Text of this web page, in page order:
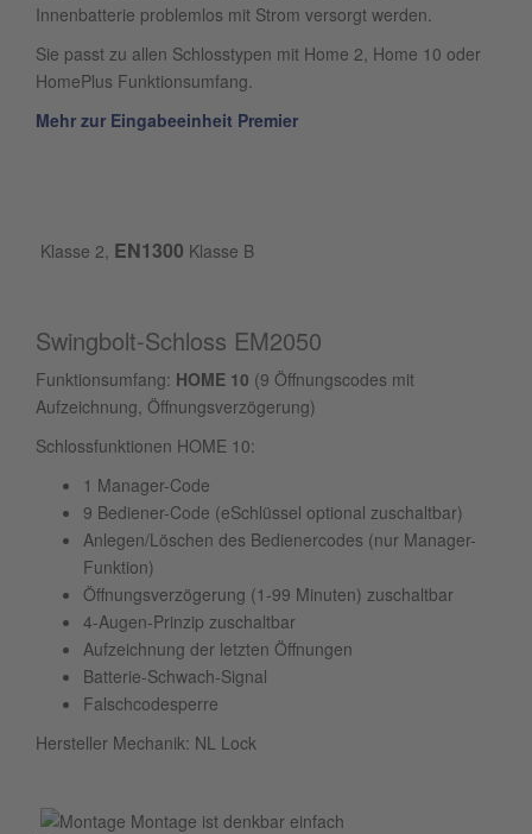
Innenbatterie problemlos mit Strom versorgt werden.
Sie passt zu allen Schlosstypen mit Home 2, Home 10 oder
HomePlus Funktionsumfang.
Mehr zur Eingabeeinheit Premier
Klasse 2, EN1300 Klasse B
Swingbolt-Schloss EM2050
Funktionsumfang: HOME 10 (9 Öffnungscodes mit
Aufzeichnung, Öffnungsverzögerung)
Schlossfunktionen HOME 10:
1 Manager-Code
9 Bediener-Code (eSchlüssel optional zuschaltbar)
Anlegen/Löschen des Bedienercodes (nur Manager-
Funktion)
Öffnungsverzögerung (1-99 Minuten) zuschaltbar
4-Augen-Prinzip zuschaltbar
Aufzeichnung der letzten Öffnungen
Batterie-Schwach-Signal
Falschcodesperre
Hersteller Mechanik: NL Lock
Montage ist denkbar einfach